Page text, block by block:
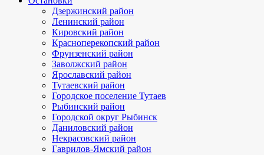
Дзержинский район
Ленинский район
Кировский район
Красноперекопский район
Фрунзенский район
Заволжский район
Ярославский район
Тутаевский район
Городское поселение Тутаев
Рыбинский район
Городской округ Рыбинск
Даниловский район
Некрасовский район
Гаврилов-Ямский район